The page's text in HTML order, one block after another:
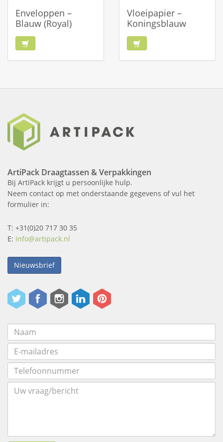
Enveloppen –
Blauw (Royal)
Vloeipapier –
Koningsblauw
ArtiPack Draagtassen & Verpakkingen
Bij ArtiPack krijgt u persoonlijke hulp.
Neem contact op met onderstaande gegevens of vul het
formulier in:
T: +31(0)20 717 30 35
E: info@artipack.nl
Nieuwsbrief